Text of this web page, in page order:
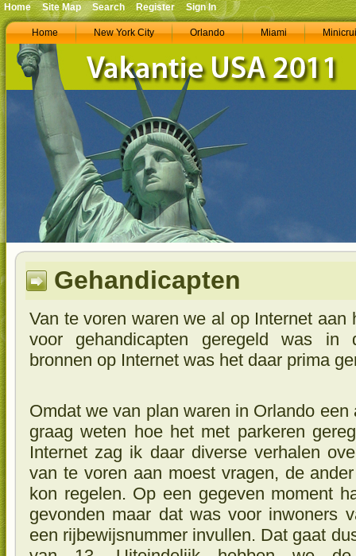
Home New York City Orlando Miami
Gehandicapten
Van te voren waren we al op Internet aan
voor gehandicapten geregeld was in
bronnen op Internet was het daar prima
Omdat we van plan waren in Orlando
graag weten hoe het met parkeren
Internet zag ik daar diverse verhalen
van te voren aan moest vragen, de
kon regelen. Op een gegeven moment
gevonden maar dat was voor inwoners
een rijbewijsnummer invullen. Dat gaat
Home Site Map Search Register Sign In